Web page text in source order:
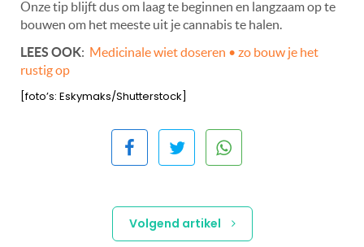
Onze tip blijft dus om laag te beginnen en langzaam op te
bouwen om het meeste uit je cannabis te halen.
LEES OOK: Medicinale wiet doseren • zo bouw je het
rustig op
[foto’s: Eskymaks/Shutterstock]
Volgend artikel